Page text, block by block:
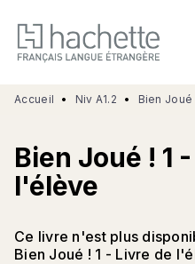
MENU
PIED DE PAGE
Accueil • Niv A1.2 • Bien
Bien Joué ! 1
l'élève
Ce livre n'est plus
Bien Joué ! 1 - Livre de